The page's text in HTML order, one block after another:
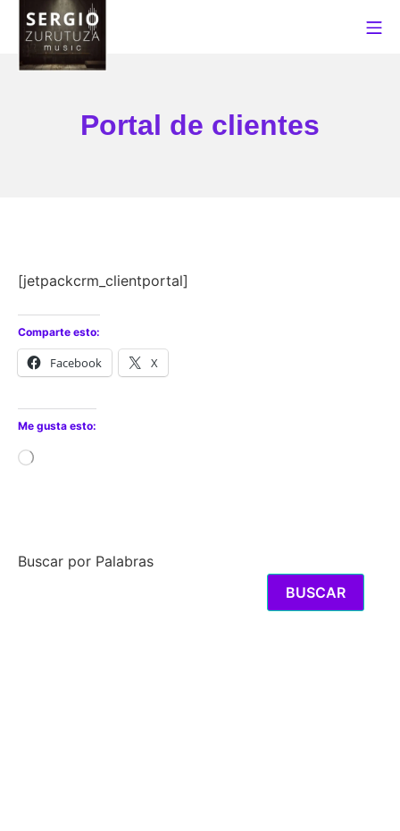
Saltar
contenido
Portal de clientes
[jetpackcrm_clientportal]
Comparte esto:
Facebook X
Me gusta esto:
Buscar por Palabras
BUSCAR